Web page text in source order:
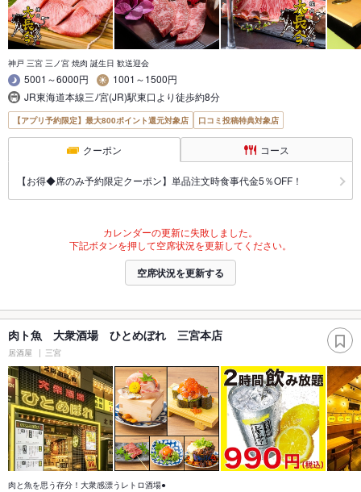
神戸 三宮 三ノ宮 焼肉 誕生日 歓送迎会
5001～6000円
1001～1500円
JR東海道本線三ﾉ宮(JR)駅東口より徒歩約8分
【アプリ予約限定】最大800ポイント還元対象店 口コミ投稿特典対象店
クーポン コース
【お得◆席のみ予約限定クーポン】単品注文時食事代金5％OFF！
カレンダーの更新に失敗しました。
下記ボタンを押して空席状況を更新してください。
空席状況を更新する
肉ト魚 大衆酒場 ひとめぼれ 三宮本店
居酒屋 三宮
肉と魚を思う存分！大衆感漂うレトロ酒場●